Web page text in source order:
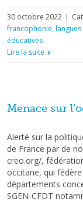
30 octobre 2022 |
francophonie,
éducatives
Lire la suite
Menace sur
Alerté sur la
de France par de
creo.org/,
occitane, qui
départements
SGEN-CFDT